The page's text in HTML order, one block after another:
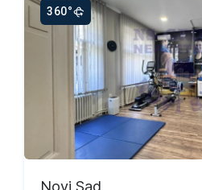
360°
Novi Sad